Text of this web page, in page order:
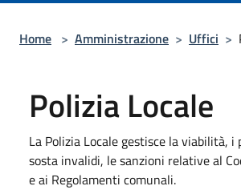
Home > Amministrazione > Uffici >
Polizia Locale
La Polizia Locale gestisce la viabilità, i
sosta invalidi, le sanzioni relative al
e ai Regolamenti comunali.